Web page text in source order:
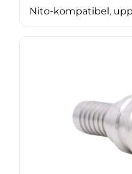
Nito-kompatibel, upp